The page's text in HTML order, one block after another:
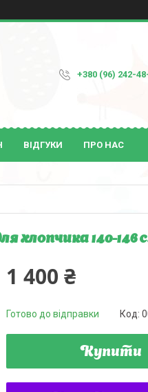
+380 (96) 242-
ВІДГУКИ ПРО НАС
хлопчика 140-146
1 400 ₴
Готово до відправки Код:
Купити